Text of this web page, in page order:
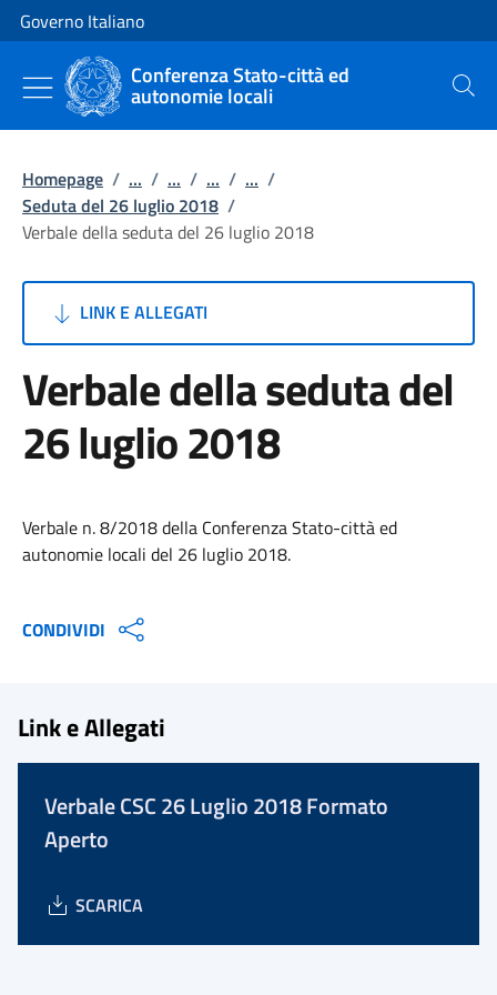
Vai al contenuto
Vai alla navigazione del sito
Governo Italiano
Conferenza Stato-città ed
autonomie locali Cerca
Homepage / ... / ... / ... / ... /
Seduta del 26 luglio 2018 /
Verbale della seduta del 26 luglio 2018
LINK E ALLEGATI
Verbale della seduta del
26 luglio 2018
Verbale n. 8/2018 della Conferenza Stato-città ed
autonomie locali del 26 luglio 2018.
CONDIVIDI
Link e Allegati
Verbale CSC 26 Luglio 2018 Formato
Aperto
SCARICA